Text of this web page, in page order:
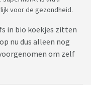
voor de gezondheid.
in bio koekjes zitten
nu dus alleen nog
om zelf